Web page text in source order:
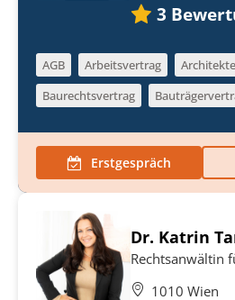
3
AGB Arbeitsvertrag
Baurechtsvertrag
Erstgespräch
Dr. Katrin
Rechtsanwältin
1010 Wien